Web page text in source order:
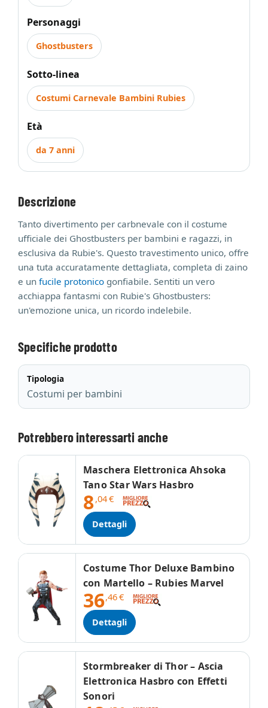
Personaggi
Ghostbusters
Sotto-linea
Costumi Carnevale Bambini Rubies
Età
da 7 anni
Descrizione
Tanto divertimento per carbnevale con il costume
ufficiale dei Ghostbusters per bambini e ragazzi, in
esclusiva da Rubie's. Questo travestimento unico, offre
una tuta accuratamente dettagliata, completa di zaino
e un fucile protonico gonfiabile. Sentiti un vero
acchiappa fantasmi con Rubie's Ghostbusters:
un'emozione unica, un ricordo indelebile.
Specifiche prodotto
Tipologia
Costumi per bambini
Potrebbero interessarti anche
Maschera Elettronica Ahsoka
Tano Star Wars Hasbro
8,04€
Dettagli
Costume Thor Deluxe Bambino
con Martello – Rubies Marvel
36,46€
Dettagli
Stormbreaker di Thor – Ascia
Elettronica Hasbro con Effetti
Sonori